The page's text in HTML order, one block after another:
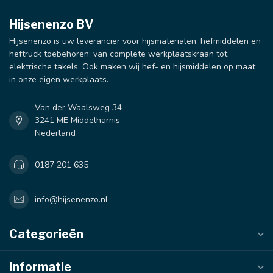
Hijsenenzo BV
Hijsenenzo is uw leverancier voor hijsmaterialen, hefmiddelen en
heftruck toebehoren: van complete werkplaatskraan tot
elektrische takels. Ook maken wij hef- en hijsmiddelen op maat
in onze eigen werkplaats.
Van der Waalsweg 34
3241 ME Middelharnis
Nederland
0187 201 635
info@hijsenenzo.nl
Categorieën
Informatie